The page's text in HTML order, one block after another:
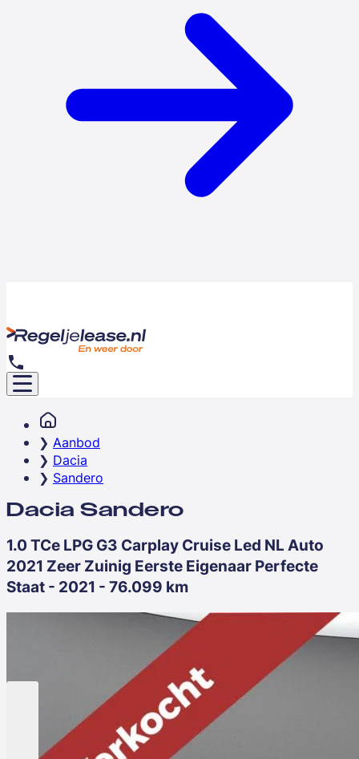
Aanbod
Dacia
Sandero
Dacia Sandero
1.0 TCe LPG G3 Carplay Cruise Led NL Auto
2021 Zeer Zuinig Eerste Eigenaar Perfecte
Staat - 2021 - 76.099 km